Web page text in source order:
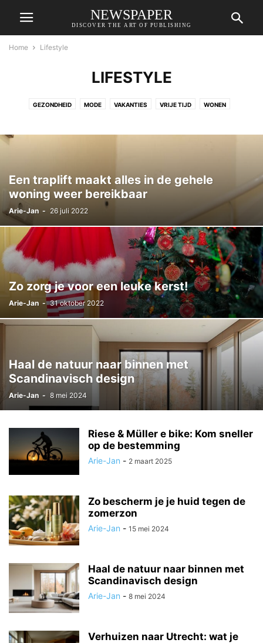
NEWSPAPER
DISCOVER THE ART OF PUBLISHING
Home Lifestyle
LIFESTYLE
GEZONDHEID MODE VAKANTIES VRIJE TIJD WONEN
Een traplift maakt alles in de gehele
woning weer bereikbaar
Arie-Jan - 26 juli 2022
Zo zorg je voor een leuke kerst!
Arie-Jan - 31 oktober 2022
Haal de natuur naar binnen met
Scandinavisch design
Arie-Jan - 8 mei 2024
Riese & Müller e bike: Kom sneller
op de bestemming
Arie-Jan - 2 maart 2025
Zo bescherm je je huid tegen de
zomerzon
Arie-Jan - 15 mei 2024
Haal de natuur naar binnen met
Scandinavisch design
Arie-Jan - 8 mei 2024
Verhuizen naar Utrecht: wat je